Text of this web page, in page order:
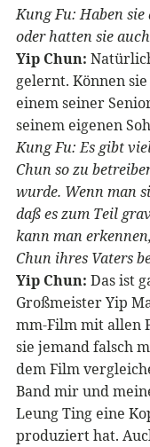
Kung Fu: Haben
oder hatten sie
Yip Chun:
gelernt. Können
einem seiner
seinem eigenen
Kung Fu: Es gibt
Chun so zu
wurde. Wenn man
daß es zum Teil
kann man
Chun ihres Vaters
Yip Chun: Das ist
Großmeister Yip
mm-Film mit allen
sie jemand falsch
dem Film
Band mir und
Leung Ting eine
produziert hat.